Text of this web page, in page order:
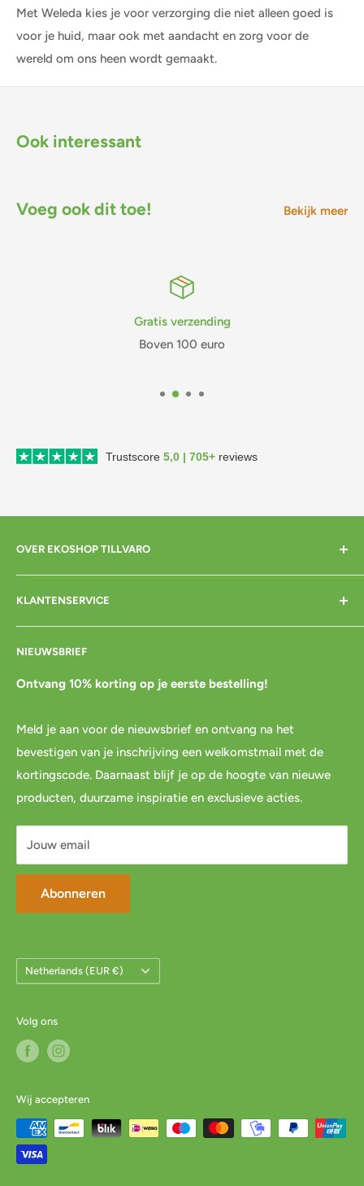
Met Weleda kies je voor verzorging die niet alleen goed is
voor je huid, maar ook met aandacht en zorg voor de
wereld om ons heen wordt gemaakt.
Ook interessant
Voeg ook dit toe! Bekijk meer
Gratis verzending
Boven 100 euro
Trustscore 5,0 | 705+ reviews
OVER EKOSHOP TILLVARO
Home
Over mij
Contact
Cadeaubon
Pre-order
Blog
Links
Privacybeleid
Servicevoorwaarden
KLANTENSERVICE
Bezorgen
Betalen
Bestellen
Spaar & verdien
Cadeau inpakservice
FAQ
Mijn account
NIEUWSBRIEF
Ontvang 10% korting op je eerste bestelling!
Meld je aan voor de nieuwsbrief en ontvang na het
bevestigen van je inschrijving een welkomstmail met de
kortingscode. Daarnaast blijf je op de hoogte van nieuwe
producten, duurzame inspiratie en exclusieve acties.
Jouw email
Abonneren
Land/Regio
Netherlands (EUR €)
Volg ons
Wij accepteren